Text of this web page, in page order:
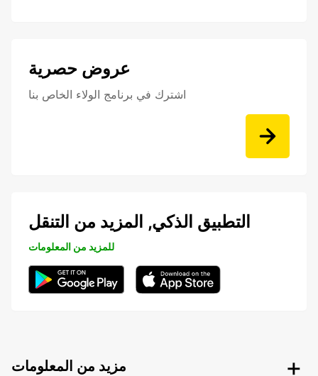
عروض حصرية
اشترك في برنامج الولاء الخاص بنا
التطبيق الذكي, المزيد من التنقل
للمزيد من المعلومات
مزيد من المعلومات